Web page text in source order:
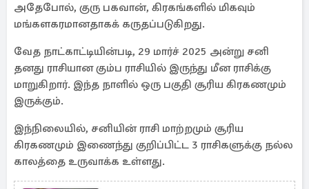
அதேபோல், குரு பகவான், கிரகங்களில் மிகவும்
மங்களகரமானதாகக் கருதப்படுகிறது.
வேத நாட்காட்டியின்படி, 29 மார்ச் 2025 அன்று சனி
தனது ராசியான கும்ப ராசியில் இருந்து மீன ராசிக்கு
மாறுகிறார். இந்த நாளில் ஒரு பகுதி சூரிய கிரகணமும்
இருக்கும்.
இந்நிலையில், சனியின் ராசி மாற்றமும் சூரிய
கிரகணமும் இணைந்து குறிப்பிட்ட 3 ராசிகளுக்கு நல்ல
காலத்தை உருவாக்க உள்ளது.